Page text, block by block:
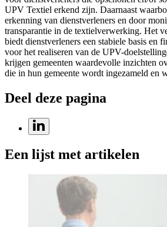
UPV Textiel erkend zijn. Daarnaast
erkenning van dienstverleners en door
transparantie in de textielverwerking. Het
biedt dienstverleners een stabiele basis en
voor het realiseren van de UPV-
krijgen gemeenten waardevolle inzichten
die in hun gemeente wordt ingezameld en
Deel deze pagina
Een lijst met artikelen